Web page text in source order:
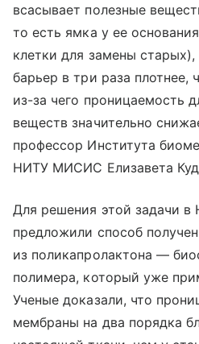
всасывает полезные
то есть ямка у ее
клетки для замены
барьер в три раза плотнее,
из-за чего проницаемость
веществ значительно
профессор Института
НИТУ МИСИС Елизавета
Для решения этой задачи
предложили способ
из поликапролактона —
полимера, который уже
Ученые доказали, что
мембраны на два порядка